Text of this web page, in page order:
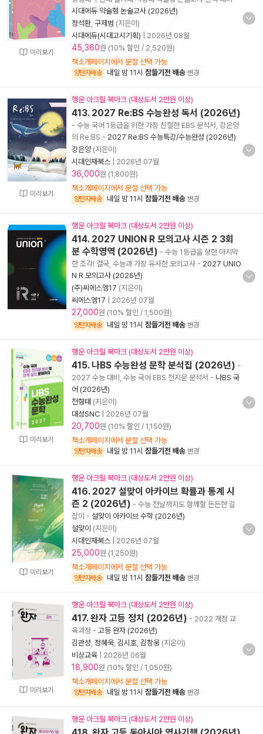
미리보기
시대에듀 약술형 논술고사 (2026년)
정석환 구제범 (지은이)
시대에듀(시대고시기획)
2026년 08월
45,360원 (10% 할인 / 2,520원)
책소개페이지에서 분철 선택 가능
양탄자배송 내일 밤 11시 잠들기전 배송 변경
미리보기
행운 아크릴 북마크 (대상도서 2만원 이상)
413. 2027 Re:BS 수능완성 독서 (2026년)
- 수능 국어 1등급을 위한 가장 친절한 EBS 분석서, 강은양
의 Re:BS - 2027 Re:BS 수능특강/수능완성 (2026년)
강은양(지은이)
시대인재북스
2026년 07월
36,000원 (1,800원)
책소개페이지에서 분철 선택 가능
양탄자배송 내일 밤 11시 잠들기전 배송 변경
행운 아크릴 북마크 (대상도서 2만원 이상)
414. 2027 UNION R 모의고사 시즌 2 3회
분 수학영역 (2026년) - 수능 1등급을 향한 마지막
한 조각! 결국, 수능과 가장 유사한 모의고사 - 2027 UNIO
N R 모의고사 (2026년)
(주)씨에스엠17 (지은이)
씨에스엠17
2026년 07월
27,000원 (10% 할인 / 1,500원)
양탄자배송 내일 밤 11시 잠들기전 배송 변경
미리보기
행운 아크릴 북마크 (대상도서 2만원 이상)
415. 나BS 수능완성 문학 분석집 (2026년) -
2027 수능 대비, 수능 국어 EBS 전지문 분석서 - 나BS 국
어 (2026년)
전형태 (지은이)
대성SNC
2026년 07월
20,700원 (10% 할인 / 1,150원)
책소개페이지에서 분철 선택 가능
양탄자배송 내일 밤 11시 잠들기전 배송 변경
미리보기
행운 아크릴 북마크 (대상도서 2만원 이상)
416. 2027 설맞이 아카이브 확률과 통계 시
즌 2 (2026년) - 수능 전날까지도 함께할 든든한 길
잡이 - 설맞이 아카이브 수학 (2026년)
설맞이 (지은이)
시대인재북스
2026년 07월
25,000원 (1,250원)
책소개페이지에서 분철 선택 가능
양탄자배송 내일 밤 11시 잠들기전 배송 변경
미리보기
행운 아크릴 북마크 (대상도서 2만원 이상)
417. 완자 고등 정치 (2026년) - 2022 개정 교
육과정 - 고등 완자 (2026년)
김관성 정혜욱 김시호 김창웅 (지은이)
비상교육
2026년 06월
18,900원 (10% 할인 / 1,050원)
책소개페이지에서 분철 선택 가능
양탄자배송 내일 밤 11시 잠들기전 배송 변경
행운 아크릴 북마크 (대상도서 2만원 이상)